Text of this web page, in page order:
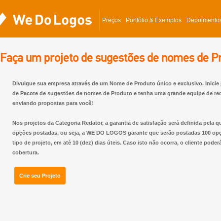
Preços Portfólio & Exemplos
Faça um projeto de sugestões de nomes de
Divulgue sua empresa através de um Nome de Produto único e exclusivo. Inicie
de Pacote de sugestões de nomes de Produto e tenha uma grande equipe de
enviando propostas para você!
Nos projetos da Categoria Redator, a garantia de satisfação será definida pela
opções postadas, ou seja, a WE DO LOGOS garante que serão postadas 100
tipo de projeto, em até 10 (dez) dias úteis. Caso isto não ocorra, o cliente
cobertura.
Crie seu Projeto